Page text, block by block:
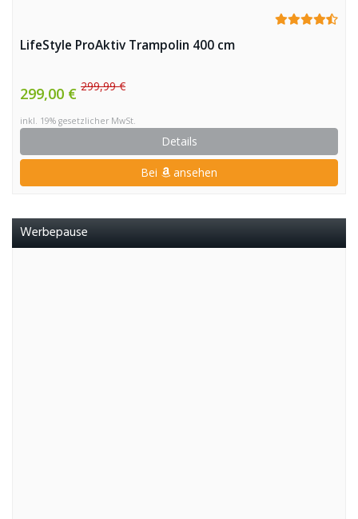
LifeStyle ProAktiv Trampolin 400 cm
299,00 € 299,99 €
inkl. 19% gesetzlicher MwSt.
Details
Bei ansehen
Werbepause